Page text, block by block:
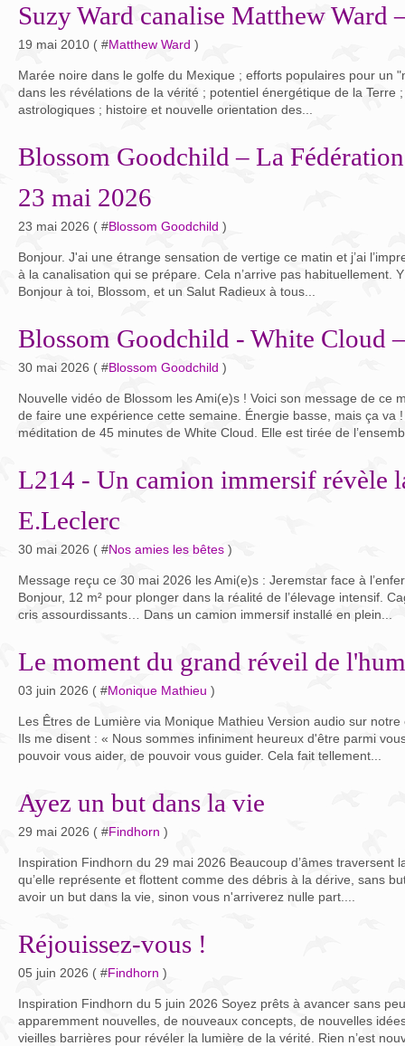
Suzy Ward canalise Matthew Ward
19 mai 2010 ( #Matthew Ward )
Marée noire dans le golfe du Mexique ; efforts populaires pour un
dans les révélations de la vérité ; potentiel énergétique de la Terre
astrologiques ; histoire et nouvelle orientation des...
Blossom Goodchild – La
23 mai 2026
23 mai 2026 ( #Blossom Goodchild )
Bonjour. J'ai une étrange sensation de vertige ce matin et j’ai
à la canalisation qui se prépare. Cela n’arrive pas habituellement.
Bonjour à toi, Blossom, et un Salut Radieux à tous...
Blossom Goodchild - White Cloud
30 mai 2026 ( #Blossom Goodchild )
Nouvelle vidéo de Blossom les Ami(e)s ! Voici son message de ce
de faire une expérience cette semaine. Énergie basse, mais ça va
méditation de 45 minutes de White Cloud. Elle est tirée de
L214 - Un camion immersif révèle
E.Leclerc
30 mai 2026 ( #Nos amies les bêtes )
Message reçu ce 30 mai 2026 les Ami(e)s : Jeremstar face à
Bonjour, 12 m² pour plonger dans la réalité de l’élevage intensif.
cris assourdissants… Dans un camion immersif installé en plein...
Le moment du grand réveil de
03 juin 2026 ( #Monique Mathieu )
Les Êtres de Lumière via Monique Mathieu Version audio sur
Ils me disent : « Nous sommes infiniment heureux d'être parmi
pouvoir vous aider, de pouvoir vous guider. Cela fait tellement...
Ayez un but dans la vie
29 mai 2026 ( #Findhorn )
Inspiration Findhorn du 29 mai 2026 Beaucoup d’âmes traversent
qu’elle représente et flottent comme des débris à la dérive, sans
avoir un but dans la vie, sinon vous n'arriverez nulle part....
Réjouissez-vous !
05 juin 2026 ( #Findhorn )
Inspiration Findhorn du 5 juin 2026 Soyez prêts à avancer sans
apparemment nouvelles, de nouveaux concepts, de nouvelles
vieilles barrières pour révéler la lumière de la vérité. Rien n’est